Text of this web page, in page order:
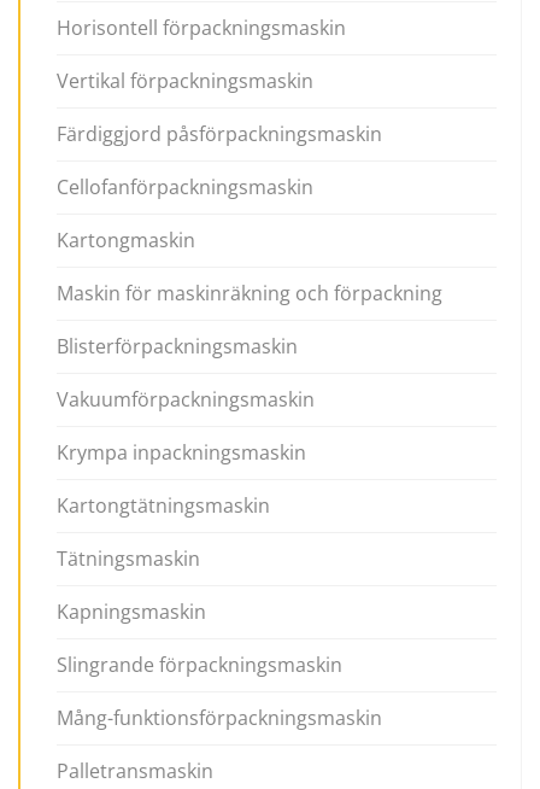
Horisontell förpackningsmaskin
Vertikal förpackningsmaskin
Färdiggjord påsförpackningsmaskin
Cellofanförpackningsmaskin
Kartongmaskin
Maskin för maskinräkning och förpackning
Blisterförpackningsmaskin
Vakuumförpackningsmaskin
Krympa inpackningsmaskin
Kartongtätningsmaskin
Tätningsmaskin
Kapningsmaskin
Slingrande förpackningsmaskin
Mång-funktionsförpackningsmaskin
Palletransmaskin